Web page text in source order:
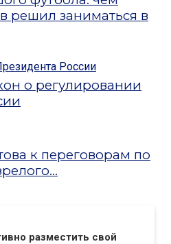
решил заниматься в
о регулировании
к переговорам по
разместить свой